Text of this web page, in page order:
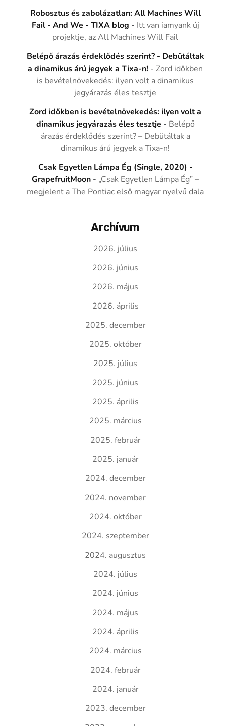
Robosztus és zabolázatlan: All Machines Will
Fail - And We - TIXA blog - Itt van iamyank új
projektje, az All Machines Will Fail
Belépő árazás érdeklődés szerint? - Debütáltak
a dinamikus árú jegyek a Tixa-n! -Zord időkben
is bevételnövekedés: ilyen volt a dinamikus
jegyárazás éles tesztje
Zord időkben is bevételnövekedés: ilyen volt a
dinamikus jegyárazás éles tesztje - Belépő
árazás érdeklődés szerint? – Debütáltak a
dinamikus árú jegyek a Tixa-n!
Csak Egyetlen Lámpa Ég (Single, 2020) -
GrapefruitMoon - „Csak Egyetlen Lámpa Ég” –
megjelent a The Pontiac első magyar nyelvű dala
Archívum
2026. július
2026. június
2026. május
2026. április
2025. december
2025. október
2025. július
2025. június
2025. április
2025. március
2025. február
2025. január
2024. december
2024. november
2024. október
2024. szeptember
2024. augusztus
2024. július
2024. június
2024. május
2024. április
2024. március
2024. február
2024. január
2023. december